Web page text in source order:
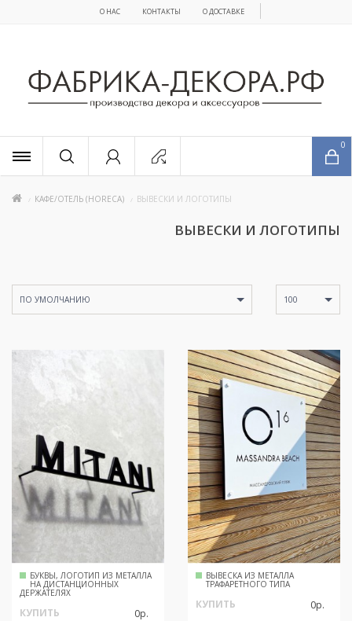
О НАС КОНТАКТЫ О ДОСТАВКЕ
0
КАФЕ/ОТЕЛЬ (HORECA) ВЫВЕСКИ И ЛОГОТИПЫ
ВЫВЕСКИ И ЛОГОТИПЫ
ПО УМОЛЧАНИЮ 100
БУКВЫ, ЛОГОТИП ИЗ МЕТАЛЛА
НА ДИСТАНЦИОННЫХ
ДЕРЖАТЕЛЯХ
КУПИТЬ 0р.
ВЫВЕСКА ИЗ МЕТАЛЛА
ТРАФАРЕТНОГО ТИПА
КУПИТЬ 0р.